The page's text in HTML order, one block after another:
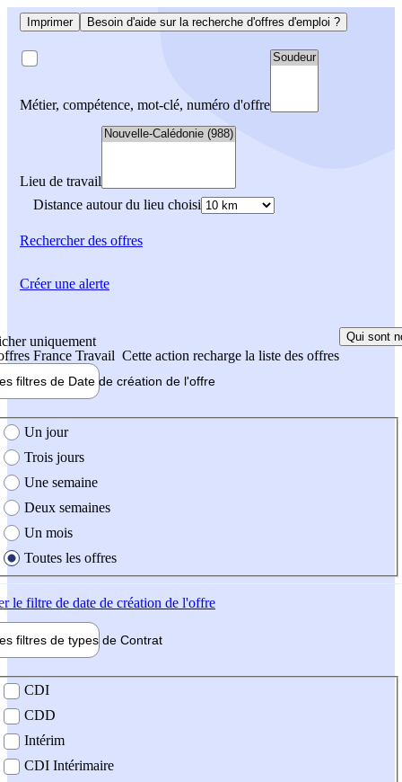
Imprimer Besoin d'aide sur la recherche d'offres d'emploi ?
Métier, compétence, mot-clé, numéro d'offre
Lieu de travail
Distance autour du lieu choisi
Rechercherdes offres
uniquement
France Travail Cette action recharge la liste des offres
Qui sont
filtres de Date de création de l'offre
création de l'offre
Un jour
Trois jours
Une semaine
Deux semaines
Un mois
Toutes les offres
le filtre de date de création de l'offre
filtres de types de Contrat
contrat
CDI
CDD
Intérim
CDI Intérimaire
Créer une alerte